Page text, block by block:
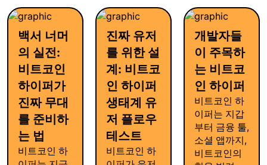
평을 넓혀가
는 하이퍼 생
태계의 비전
을 전합니다.
결하는 매끄
인 환경을 만
들어가고 있
습니다.
태계를 구축
다. 대중화와
함께 더욱 확
충시켜 나갈
비트코인 하
이퍼의 미래
를 확인해 보
세요.
백서 너머
의 실전:
비트코인
하이퍼가
진짜 무대
를 준비하
는 법
비트코인 하
진짜 유저
를 위한 설
계: 비트코
인 하이퍼
생태계 유
저 플로우
테스트
비트코인 하
개발자들
이 주목하
는 비트코
인 하이퍼
비트코인 하
이퍼는 지갑
부터 금융 툴,
소셜 앱까지,
비트코인의